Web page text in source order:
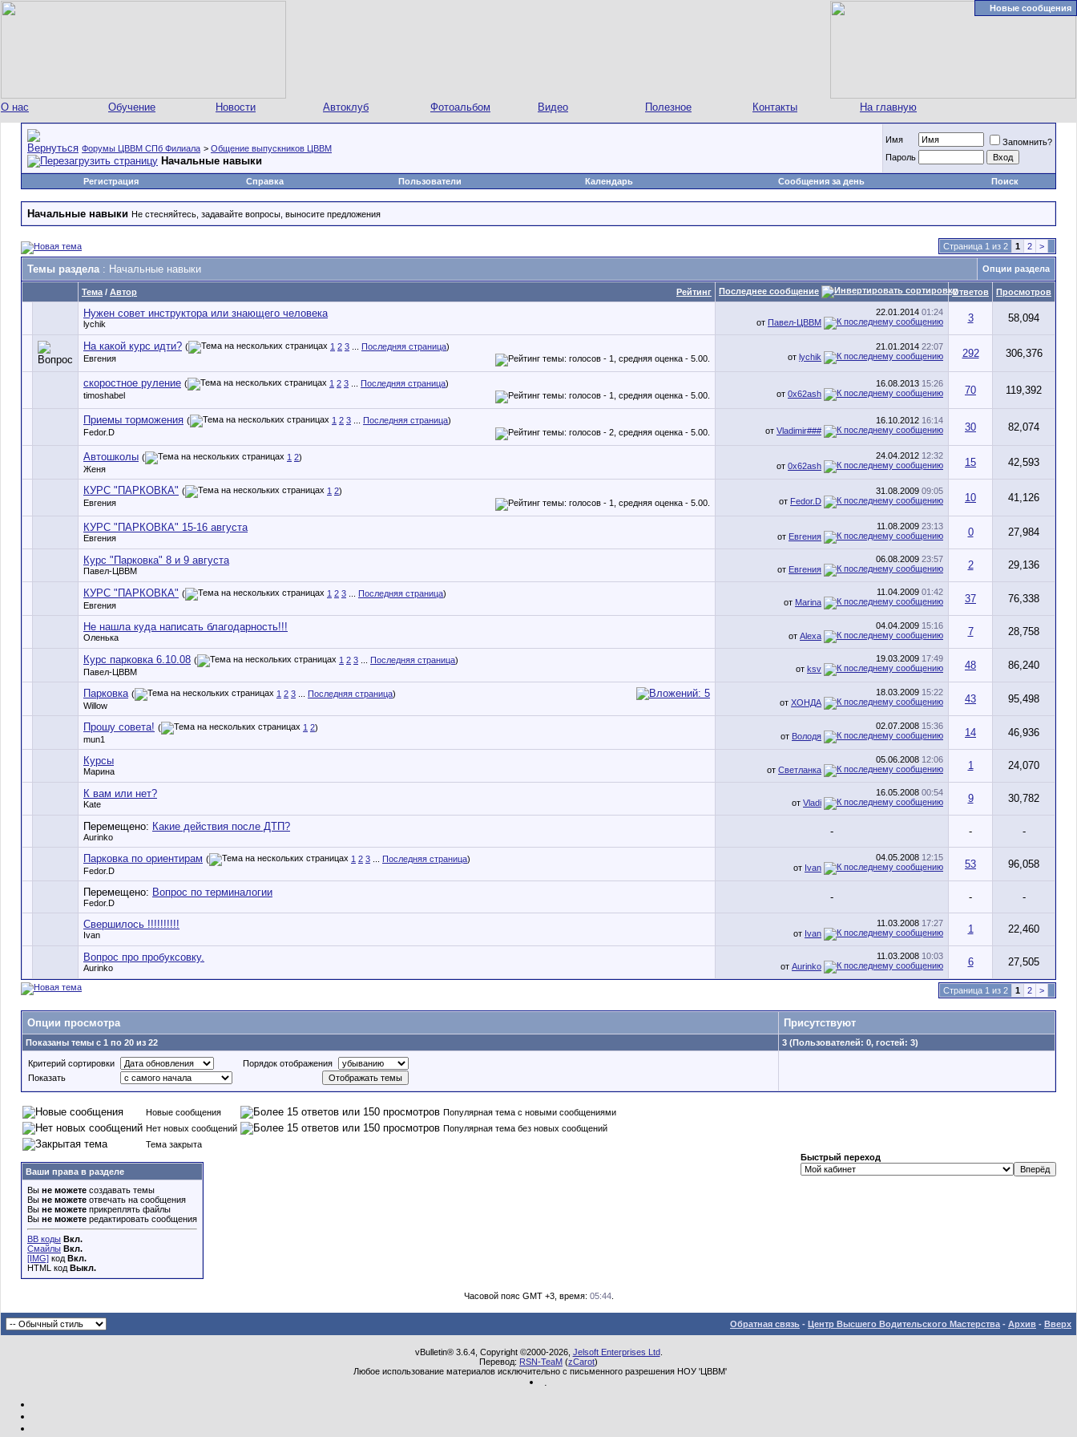
О нас Обучение Новости Автоклуб Фотоальбом Видео Полезное Контакты На главную
Новые сообщения
Форумы ЦВВМ СПб Филиала > Общение выпускников ЦВВМ
Начальные навыки
Имя
Запомнить?
Пароль
Регистрация Справка Пользователи Календарь Сообщения за день Поиск
Начальные навыки Не стесняйтесь, задавайте вопросы, выносите предложения
Страница 1 из 2 1 2 >
Темы раздела: Начальные навыки Опции раздела
Рейтинг
Тема / Автор Последнее сообщение Ответов Просмотров
Нужен совет инструктора или знающего человека
lychik
22.01.2014 01:24
от Павел-ЦВВМ 3 58,094
На какой курс идти? ( 1 2 3 Последняя страница)
Евгения
21.01.2014 22:07
от lychik 292 306,376
скоростное руление ( 1 2 3 Последняя страница)
timoshabel
16.08.2013 15:26
от 0x62ash 70 119,392
Приемы торможения ( 1 2 3 Последняя страница)
Fedor.D
16.10.2012 16:14
от Vladimir### 30 82,074
Автошколы ( 1 2)
Женя
24.04.2012 12:32
от 0x62ash 15 42,593
КУРС "ПАРКОВКА" ( 1 2)
Евгения
31.08.2009 09:05
от Fedor.D 10 41,126
КУРС "ПАРКОВКА" 15-16 августа
Евгения
11.08.2009 23:13
от Евгения 0 27,984
Курс "Парковка" 8 и 9 августа
Павел-ЦВВМ
06.08.2009 23:57
от Евгения 2 29,136
КУРС "ПАРКОВКА" ( 1 2 3 Последняя страница)
Евгения
11.04.2009 01:42
от Marina 37 76,338
Не нашла куда написать благодарность!!!
Оленька
04.04.2009 15:16
от Alexa 7 28,758
Курс парковка 6.10.08 ( 1 2 3 Последняя страница)
Павел-ЦВВМ
19.03.2009 17:49
от ksv 48 86,240
Парковка ( 1 2 3 Последняя страница)
Willow
18.03.2009 15:22
от ХОНДА 43 95,498
Прошу совета! ( 1 2)
mun1
02.07.2008 15:36
от Володя 14 46,936
Курсы
Марина
05.06.2008 12:06
от Светланка 1 24,070
К вам или нет?
Kate
16.05.2008 00:54
от Vladi 9 30,782
Перемещено: Какие действия после ДТП?
Aurinko - - -
Парковка по ориентирам ( 1 2 3 Последняя страница)
Fedor.D
04.05.2008 12:15
от Ivan 53 96,058
Перемещено: Вопрос по терминалогии
Fedor.D - - -
Свершилось !!!!!!!!!!
Ivan
11.03.2008 17:27
от Ivan 1 22,460
Вопрос про пробуксовку.
Aurinko
11.03.2008 10:03
от Aurinko 6 27,505
Страница 1 из 2 1 2 >
Опции просмотра Присутствуют
Показаны темы с 1 по 20 из 22 3 (Пользователей: 0, гостей: 3)
Критерий сортировки
Порядок отображения
Показать
Новые сообщения
Популярная тема с новыми сообщениями
Нет новых сообщений
Популярная тема без новых сообщений
Тема закрыта
Ваши права в разделе
Вы не можете создавать темы
Вы не можете отвечать на сообщения
Вы не можете прикреплять файлы
Вы не можете редактировать сообщения
BB коды Вкл.
Смайлы Вкл.
[IMG] код Вкл.
HTML код Выкл.
Быстрый переход
Часовой пояс GMT +3, время: 05:44.
Обратная связь - Центр Высшего Водительского Мастерства - Архив - Вверх
vBulletin® 3.6.4, Copyright ©2000-2026, Jelsoft Enterprises Ltd.
Перевод: RSN-TeaM (zCarot)
Любое использование материалов исключительно с письменного разрешения НОУ 'ЦВВМ'
.